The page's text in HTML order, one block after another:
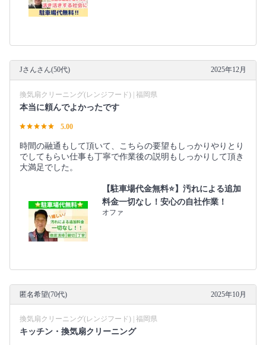
Jさんさん(50代) 2025年12月
換気扇クリーニング(レンジフード) | 福岡県
本当に頼んでよかったです
5.00
時間の融通もして頂いて、こちらの要望もしっかりやりとり
でしてもらい仕事も丁寧で作業後の説明もしっかりして頂き
大満足でした。
【駐車場代金無料⭐️】汚れによる追加
料金一切なし！安心の自社作業！
オファ
匿名希望(70代) 2025年10月
換気扇クリーニング(レンジフード) | 福岡県
キッチン・換気扇クリーニング